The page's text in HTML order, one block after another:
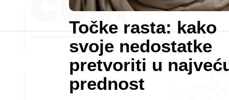
Točke rasta: kako
svoje nedostatke
pretvoriti u
prednost